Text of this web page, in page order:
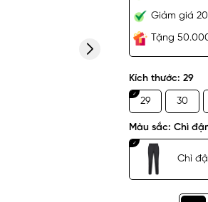
Giảm giá
Tặng
Kích thước: 29
29 30
Màu sắc: Chì
Chì